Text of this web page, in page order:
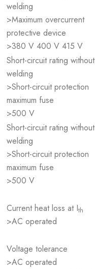
welding
>Maximum overcurrent
protective device
>380 V 400 V 415 V
Short-circuit rating without
welding
>Short-circuit protection
maximum fuse
>500 V
Short-circuit rating without
welding
>Short-circuit protection
maximum fuse
>500 V
Current heat loss at Ith
>AC operated
Voltage tolerance
>AC operated